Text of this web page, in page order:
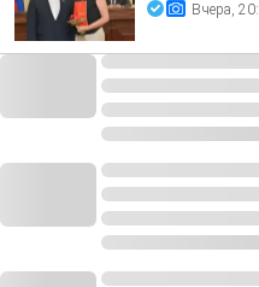
Вчера,